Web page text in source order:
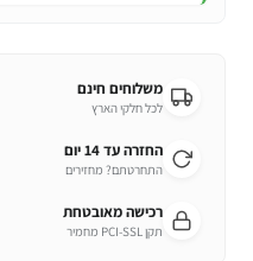
משלוחים חינם
לכל חלקי הארץ
החזרה עד 14 יום
התחרטתם? מחזירים
רכישה מאובטחת
תקן PCI-SSL מחמיר